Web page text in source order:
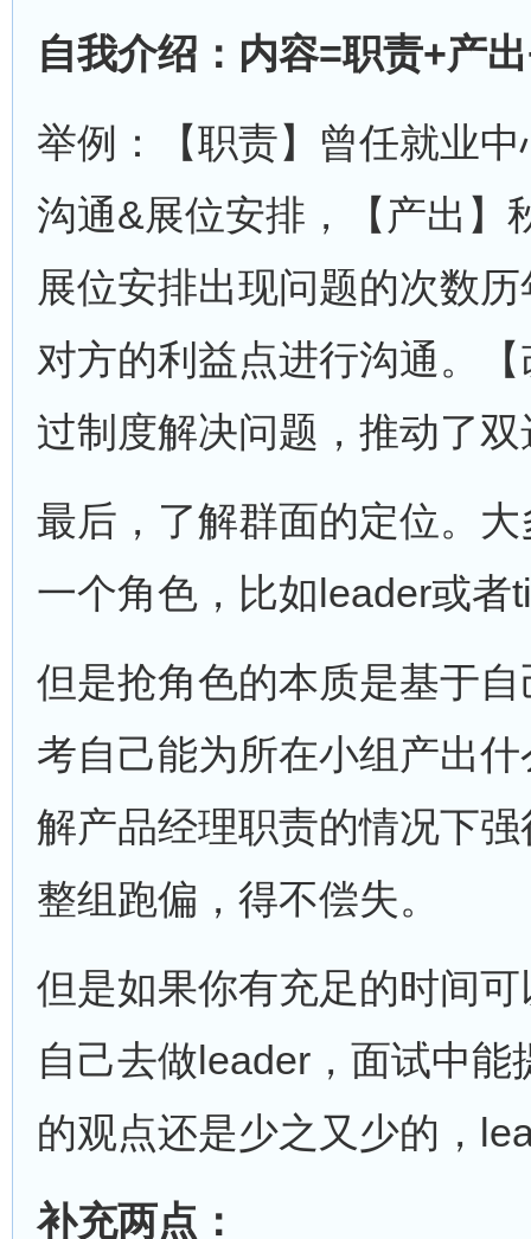
自我介绍：内容=职责+产出
举例：【职责】曾任就业
沟通&展位安排，【产出】
展位安排出现问题的次数
对方的利益点进行沟通。
过制度解决问题，推动了
最后，了解群面的定位。
一个角色，比如leader或者
但是抢角色的本质是基于
考自己能为所在小组产出
解产品经理职责的情况下
整组跑偏，得不偿失。
但是如果你有充足的时间
自己去做leader，面试中
的观点还是少之又少的，
补充两点：